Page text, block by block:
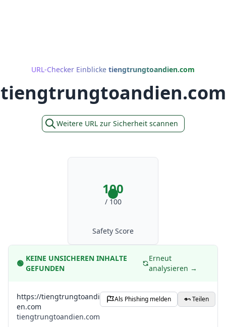
URL-Checker Einblicke tiengtrungtoandien.com
tiengtrungtoandien.com
Weitere URL zur Sicherheit scannen
100
/ 100
Safety Score
🟢
KEINE UNSICHEREN INHALTE
GEFUNDEN
Erneut
analysieren →
https://tiengtrungtoandi
en.com
tiengtrungtoandien.com
Als Phishing melden Teilen